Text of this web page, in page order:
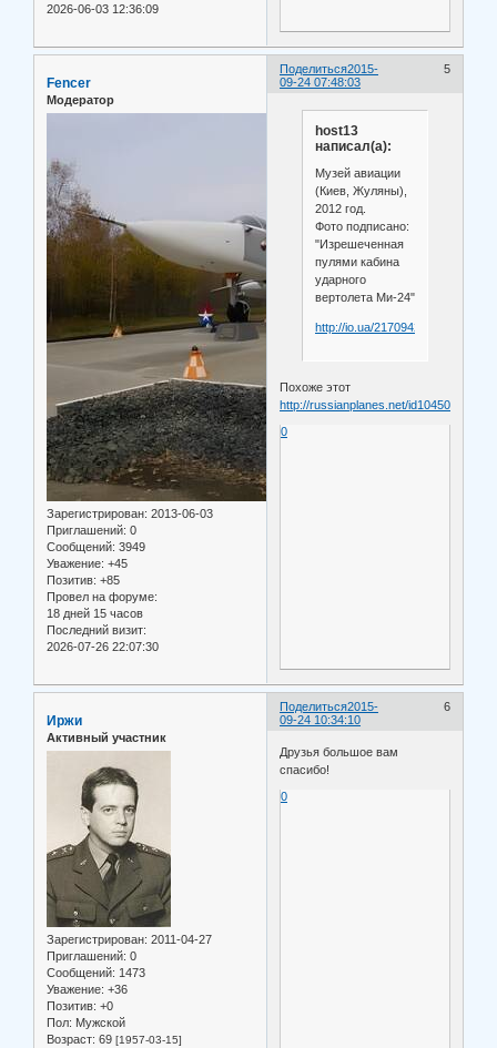
2026-06-03 12:36:09
Поделиться 5
2015-
09-24 07:48:03
Fencer
Модератор
Зарегистрирован: 2013-06-03
Приглашений: 0
Сообщений: 3949
Уважение: +45
Позитив: +85
Провел на форуме:
18 дней 15 часов
Последний визит:
2026-07-26 22:07:30
host13
написал(а):
Музей авиации
(Киев, Жуляны),
2012 год.
Фото подписано:
"Изрешеченная
пулями кабина
ударного
вертолета Ми-24"
http://io.ua/21709421
Похоже этот
http://russianplanes.net/id104506
0
Поделиться 6
2015-
09-24 10:34:10
Иржи
Активный участник
Зарегистрирован: 2011-04-27
Приглашений: 0
Сообщений: 1473
Уважение: +36
Позитив: +0
Пол: Мужской
Возраст: 69 [1957-03-15]
Друзья большое вам
спасибо!
0